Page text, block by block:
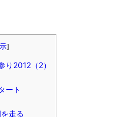
]
り2012（2）
ート
走る